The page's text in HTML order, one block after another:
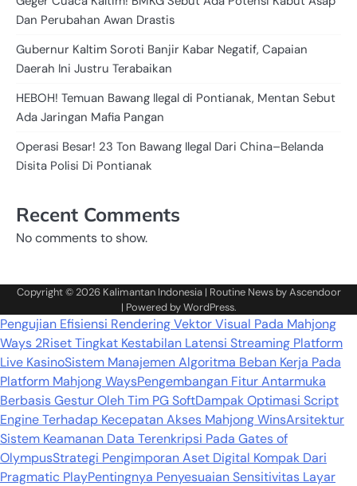
Dan Perubahan Awan Drastis
Gubernur Kaltim Soroti Banjir Kabar Negatif, Capaian
Daerah Ini Justru Terabaikan
HEBOH! Temuan Bawang Ilegal di Pontianak, Mentan Sebut
Ada Jaringan Mafia Pangan
Operasi Besar! 23 Ton Bawang Ilegal Dari China–Belanda
Disita Polisi Di Pontianak
Recent Comments
No comments to show.
Copyright © 2026 Kalimantan Indonesia| Routine News byAscendoor
| Powered byWordPress.
Pengujian Efisiensi Rendering Vektor Visual Pada Mahjong
Ways 2Riset Tingkat Kestabilan Latensi Streaming Platform
Live KasinoSistem Manajemen Algoritma Beban Kerja Pada
Platform Mahjong WaysPengembangan Fitur Antarmuka
Berbasis Gestur Oleh Tim PG SoftDampak Optimasi Script
Engine Terhadap Kecepatan Akses Mahjong WinsArsitektur
Sistem Keamanan Data Terenkripsi Pada Gates of
OlympusStrategi Pengimporan Aset Digital Kompak Dari
Pragmatic PlayPentingnya Penyesuaian Sensitivitas Layar